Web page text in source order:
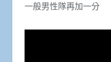
一般男性隊再加一分